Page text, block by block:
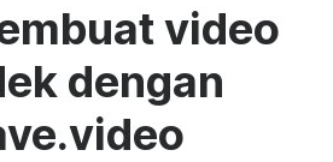
video
dengan